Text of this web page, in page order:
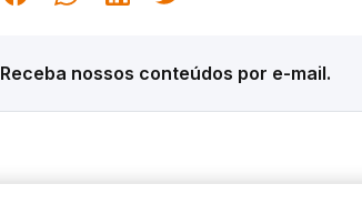
Receba nossos conteúdos por e-mail.